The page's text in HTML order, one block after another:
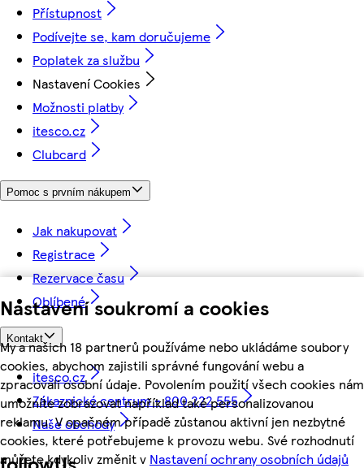
Nastavení soukromí a cookies
My a našich 18 partnerů používáme nebo ukládáme soubory
cookies, abychom zajistili správné fungování webu a
zpracovali osobní údaje. Povolením použití všech cookies nám
umožníte zobrazovat například také personalizovanou
reklamu. V opačném případě zůstanou aktivní jen nezbytné
cookies, které potřebujeme k provozu webu. Své rozhodnutí
můžete kdykoliv změnit v Nastavení ochrany osobních údajů
Přístupnost
Podívejte se, kam doručujeme
Poplatek za službu
Nastavení Cookies
Možnosti platby
itesco.cz
Clubcard
Pomoc s prvním nákupem
Jak nakupovat
Registrace
Rezervace času
Oblíbené
Kontakt
itesco.cz
Zákaznické centrum - 800 222 555
Naše obchody